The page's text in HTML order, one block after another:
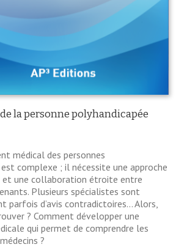
de la personne polyhandicapée
médical des personnes
complexe ; il nécessite une approche
et une collaboration étroite entre
Plusieurs spécialistes sont
parfois d’avis contradictoires… Alors,
? Comment développer une
qui permet de comprendre les
?